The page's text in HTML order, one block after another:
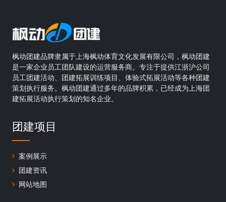
枫动团建品牌隶属于上海枫动体育文化发展有限公司，枫动团建
是一家企业员工团队建设的运营服务商。专注于提供江浙沪公司
员工团建活动、团建拓展训练项目、体验式拓展活动等各种团建
策划执行服务。枫动团建通过多年的品牌积累，已经成为上海团
建拓展活动执行策划的知名企业。
团建项目
案例展示
团建资讯
网站地图